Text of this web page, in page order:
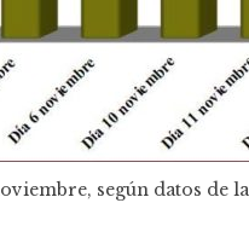
según datos de la